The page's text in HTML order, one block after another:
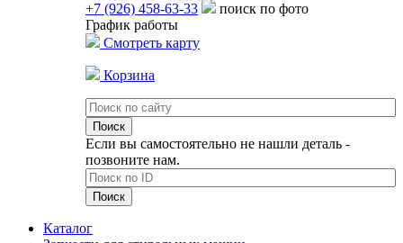
+7 (926) 458-63-33
поиск по фото
График работы
Смотреть карту
Корзина
Если вы самостоятельно не нашли деталь -
позвоните нам.
Каталог